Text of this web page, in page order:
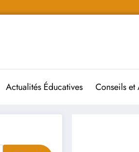
Actualités Éducatives Conseils et